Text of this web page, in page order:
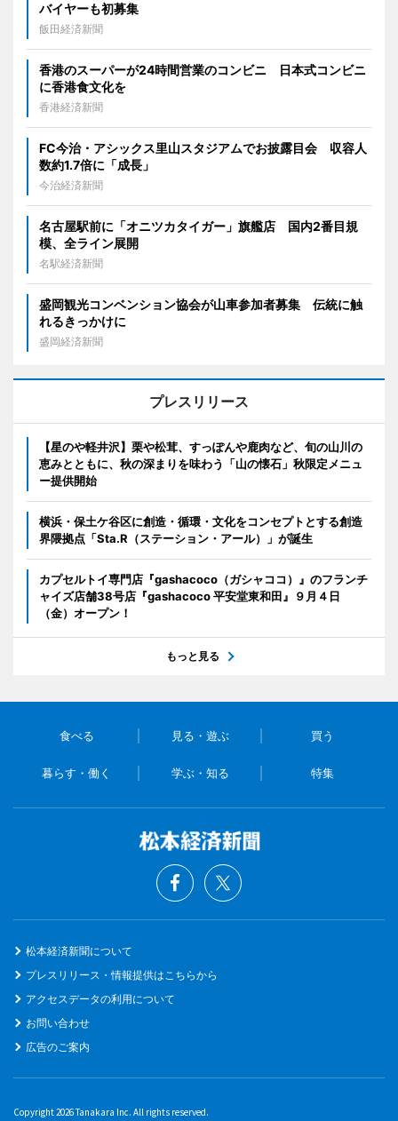
バイヤーも初募集
飯田経済新聞
香港のスーパーが24時間営業のコンビニ 日本式コンビニ
に香港食文化を
香港経済新聞
FC今治・アシックス里山スタジアムでお披露目会 収容人
数約1.7倍に「成長」
今治経済新聞
名古屋駅前に「オニツカタイガー」旗艦店 国内2番目規
模、全ライン展開
名駅経済新聞
盛岡観光コンベンション協会が山車参加者募集 伝統に触
れるきっかけに
盛岡経済新聞
プレスリリース
【星のや軽井沢】栗や松茸、すっぽんや鹿肉など、旬の山川の
恵みとともに、秋の深まりを味わう「山の懐石」秋限定メニュ
ー提供開始
横浜・保土ケ谷区に創造・循環・文化をコンセプトとする創造
界隈拠点「Sta.R（ステーション・アール）」が誕生
カプセルトイ専門店『gashacoco（ガシャココ）』のフランチ
ャイズ店舗38号店『gashacoco 平安堂東和田』９月４日
（金）オープン！
もっと見る
食べる 見る・遊ぶ 買う
暮らす・働く 学ぶ・知る 特集
松本経済新聞について
プレスリリース・情報提供はこちらから
アクセスデータの利用について
お問い合わせ
広告のご案内
Copyright 2026 Tanakara Inc. All rights reserved.